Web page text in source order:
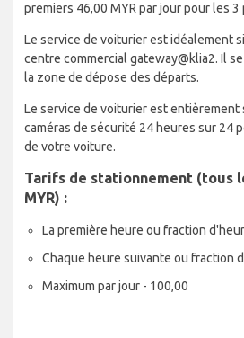
premiers 46,00 MYR par jour pour les 3
Le service de voiturier est idéalement
centre commercial gateway@klia2. Il
la zone de dépose des départs.
Le service de voiturier est entièrement
caméras de sécurité 24 heures sur 24
de votre voiture.
Tarifs de stationnement (tous
MYR) :
La première heure ou fraction
Chaque heure suivante ou fraction
Maximum par jour - 100,00